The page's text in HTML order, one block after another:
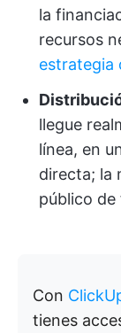
la
recursos
estrategia
llegue
línea, en
directa; la
público
Con
tienes